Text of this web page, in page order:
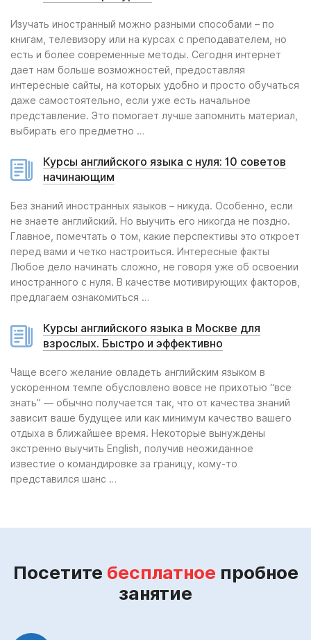
Изучать иностранный можно разными способами – по
книгам, телевизору или на курсах с преподавателем, но
есть и более современные методы. Сегодня интернет
дает нам больше возможностей, предоставляя
интересные сайты, на которых удобно и просто обучаться
даже самостоятельно, если уже есть начальное
представление. Это помогает лучше запомнить материал,
выбирать его предметно …
Курсы английского языка с нуля: 10 советов
начинающим
Без знаний иностранных языков – никуда. Особенно, если
не знаете английский. Но выучить его никогда не поздно.
Главное, помечтать о том, какие перспективы это откроет
перед вами и четко настроиться. Интересные факты
Любое дело начинать сложно, не говоря уже об освоении
иностранного с нуля. В качестве мотивирующих факторов,
предлагаем ознакомиться …
Курсы английского языка в Москве для
взрослых. Быстро и эффективно
Чаще всего желание овладеть английским языком в
ускоренном темпе обусловлено вовсе не прихотью “все
знать” — обычно получается так, что от качества знаний
зависит ваше будущее или как минимум качество вашего
отдыха в ближайшее время. Некоторые вынуждены
экстренно выучить English, получив неожиданное
известие о командировке за границу, кому-то
представился шанс …
Посетите бесплатное пробное
занятие